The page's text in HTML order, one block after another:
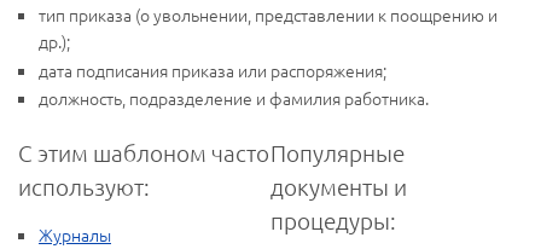
тип приказа (о увольнении, представлении к поощрению и
др.);
дата подписания приказа или распоряжения;
должность, подразделение и фамилия работника.
С этим шаблоном часто
используют:
Журналы
Популярные
документы и
процедуры: